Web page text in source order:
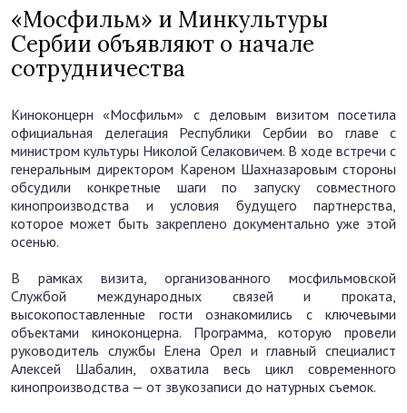
«Мосфильм» и Минкультуры
Сербии объявляют о начале
сотрудничества
Киноконцерн «Мосфильм» с деловым визитом посетила
официальная делегация Республики Сербии во главе с
министром культуры Николой Селаковичем. В ходе встречи с
генеральным директором Кареном Шахназаровым стороны
обсудили конкретные шаги по запуску совместного
кинопроизводства и условия будущего партнерства,
которое может быть закреплено документально уже этой
осенью.
В рамках визита, организованного мосфильмовской
Службой международных связей и проката,
высокопоставленные гости ознакомились с ключевыми
объектами киноконцерна. Программа, которую провели
руководитель службы Елена Орел и главный специалист
Алексей Шабалин, охватила весь цикл современного
кинопроизводства — от звукозаписи до натурных съемок.